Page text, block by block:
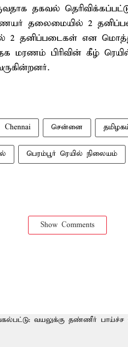
தகவல்
தலைமையில் 2
2 தனிப்படைகள் என
மரணம் பிரிவின் கீழ்
Chennai சென்னை
பெரம்பூர் ரெயில் நிலையம்
Show Comments